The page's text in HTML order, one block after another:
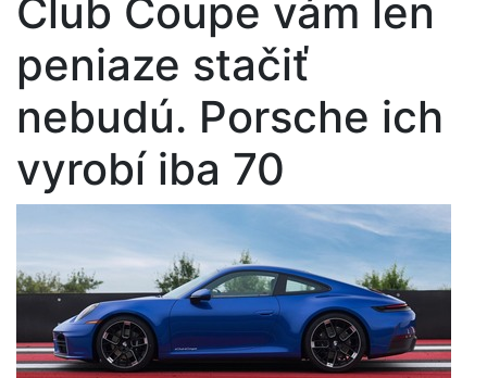
Club Coupe vám len
peniaze stačiť
nebudú. Porsche ich
vyrobí iba 70